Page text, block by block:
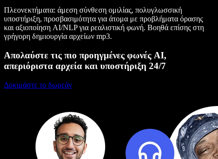
Πλεονεκτήματα: άμεση σύνθεση ομιλίας, πολυγλωσσική
υποστήριξη, προσβασιμότητα για άτομα με προβλήματα όρασης
και αξιοποίηση AI/NLP για ρεαλιστική φωνή. Βοηθά επίσης στη
γρήγορη δημιουργία αρχείων mp3.
Απολαύστε τις πιο προηγμένες φωνές AI,
απεριόριστα αρχεία και υποστήριξη 24/7
Δοκιμάστε το δωρεάν